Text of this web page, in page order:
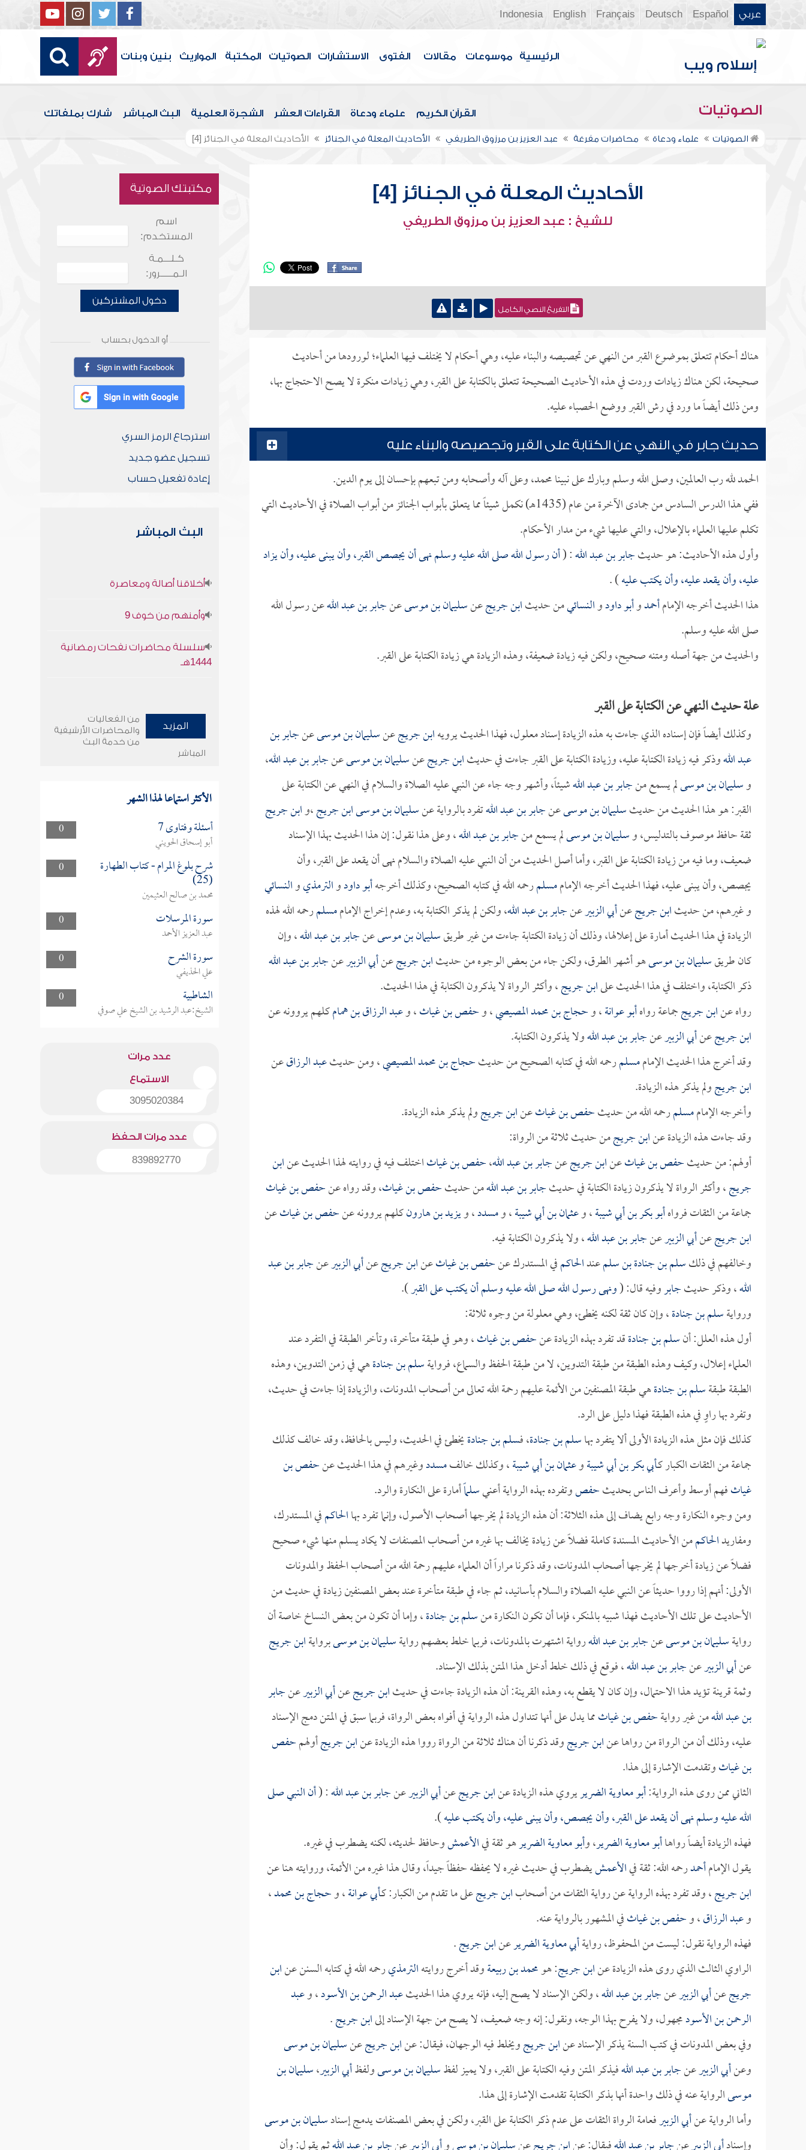
عربي Español
Deutsch
Français
English
Indonesia
الرئيسية موسوعات مقالات الفتوى الاستشارات الصوتيات المكتبة المواريث بنين وبنات
الصوتيات القرآن الكريم علماء ودعاة القراءات العشر الشجرة العلمية البث المباشر شارك بملفاتك
الصوتيات علماء ودعاة محاضرات مفرغة عبد العزيز بن مرزوق الطريفي الأحاديث المعلة في الجنائز الأحاديث المعلة في الجنائز [4]
الأحاديث المعلة في الجنائز [4]
للشيخ : عبد العزيز بن مرزوق الطريفي
التفريغ النصي الكامل
هناك أحكام تتعلق بموضوع القبر من النهي عن تجصيصه والبناء عليه، وهي أحكام لا يختلف فيها العلماء؛ لورودها من أحاديث
صحيحة، لكن هناك زيادات وردت في هذه الأحاديث الصحيحة تتعلق بالكتابة على القبر، وهي زيادات منكرة لا يصح الاحتجاج بها،
ومن ذلك أيضاً ما ورد في رش القبر ووضع الحصباء عليه.
حديث جابر في النهي عن الكتابة على القبر وتجصيصه والبناء عليه
الحمد لله رب العالمين، وصلى الله وسلم وبارك على نبينا محمد، وعلى آله وأصحابه ومن تبعهم بإحسان إلى يوم الدين.
ففي هذا الدرس السادس من جمادى الآخرة من عام (1435هـ) نكمل شيئاً مما يتعلق بأبواب الجنائز من أبواب الصلاة في الأحاديث التي
تكلم عليها العلماء بالإعلال، والتي عليها شيء من مدار الأحكام.
وأول هذه الأحاديث: هو حديثجابر بن عبد الله: (أن رسول الله صلى الله عليه وسلم نهى أن يجصص القبر، وأن يبنى عليه، وأن يزاد
عليه، وأن يقعد عليه، وأن يكتب عليه) .
هذا الحديث أخرجه الإمامأحمدوأبو داودوالنسائيمن حديثابن جريجعنسليمان بن موسىعنجابر بن عبد اللهعن رسول الله
صلى الله عليه وسلم.
والحديث من جهة أصله ومتنه صحيح، ولكن فيه زيادة ضعيفة، وهذه الزيادة هي زيادة الكتابة على القبر.
علة حديث النهي عن الكتابة على القبر
وكذلك أيضاً فإن إسناده الذي جاءت به هذه الزيادة إسناد معلول، فهذا الحديث يرويهابن جريجعنسليمان بن موسىعنجابر بن
عبد اللهوذكر فيه زيادة الكتابة عليه، وزيادة الكتابة على القبر جاءت في حديثابن جريجعنسليمان بن موسىعنجابر بن عبد الله،
وسليمان بن موسىلم يسمع منجابر بن عبد اللهشيئاً، وأشهر وجه جاء عن النبي عليه الصلاة والسلام في النهي عن الكتابة على
القبر: هو هذا الحديث من حديثسليمان بن موسىعنجابر بن عبد اللهتفرد بالرواية عنسليمان بن موسىابن جريج،وابن جريج
ثقة حافظ موصوف بالتدليس، وسليمان بن موسىلم يسمع منجابر بن عبد الله، وعلى هذا نقول: إن هذا الحديث بهذا الإسناد
ضعيف، وما فيه من زيادة الكتابة على القبر، وأما أصل الحديث من أن النبي عليه الصلاة والسلام نهى أن يقعد على القبر، وأن
يجصص، وأن يبنى عليه، فهذا الحديث أخرجه الإماممسلمرحمه الله في كتابه الصحيح، وكذلك أخرجهأبو داودوالترمذيوالنسائي
و غيرهم، من حديثابن جريجعنأبي الزبيرعنجابر بن عبد الله، ولكن لم يذكر الكتابة به، وعدم إخراج الإماممسلمرحمه الله لهذه
الزيادة في هذا الحديث أمارة على إعلالها، وذلك أن زيادة الكتابة جاءت من غير طريقسليمان بن موسىعنجابر بن عبد الله، وإن
كان طريقسليمان بن موسىهو أشهر الطرق، ولكن جاء من بعض الوجوه من حديثابن جريجعنأبي الزبيرعنجابر بن عبد الله
ذكر الكتابة، واختلف في هذا الحديث علىابن جريج، وأكثر الرواة لا يذكرون الكتابة في هذا الحديث.
رواه عنابن جريججماعة رواهأبو عوانة، وحجاج بن محمد المصيصي، وحفص بن غياث، وعبد الرزاق بن همامكلهم يروونه عن
ابن جريجعنأبي الزبيرعنجابر بن عبد اللهولا يذكرون الكتابة.
وقد أخرج هذا الحديث الإماممسلمرحمه الله في كتابه الصحيح من حديثحجاج بن محمد المصيصي، ومن حديثعبد الرزاقعن
ابن جريجولم يذكر هذه الزيادة.
وأخرجه الإماممسلمرحمه الله من حديثحفص بن غياثعنابن جريجولم يذكر هذه الزيادة.
وقد جاءت هذه الزيادة عنابن جريجمن حديث ثلاثة من الرواة:
أولهم: من حديثحفص بن غياثعنابن جريجعنجابر بن عبد الله،حفص بن غياثاختلف فيه في روايته لهذا الحديث عنابن
جريج، وأكثر الرواة لا يذكرون زيادة الكتابة في حديثجابر بن عبد اللهمن حديثحفص بن غياث، وقد رواه عنحفص بن غياث
جماعة من الثقات فرواهأبو بكر بن أبي شيبة، وعثمان بن أبي شيبة، ومسدد، ويزيد بن هارونكلهم يروونه عنحفص بن غياثعن
ابن جريجعنأبي الزبيرعنجابر بن عبد الله، ولا يذكرون الكتابة فيه.
وخالفهم في ذلكسلم بن جنادة بن سلمعندالحاكمفي المستدرك عنحفص بن غياثعنابن جريجعنأبي الزبيرعنجابر بن عبد
الله، وذكر حديثجابروفيه قال: (ونهى رسول الله صلى الله عليه وسلم أن يكتب على القبر).
وروايةسلم بن جنادة، وإن كان ثقة لكنه يخطئ، وهي معلولة من وجوه ثلاثة:
أول هذه العلل: أنسلم بن جنادةقد تفرد بهذه الزيادة عنحفص بن غياث، وهو في طبقة متأخرة، وتأخر الطبقة في التفرد عند
العلماء إعلال، وكيف وهذه الطبقة من طبقة التدوين، لا من طبقة الحفظ والسماع، فروايةسلم بن جنادةهي في زمن التدوين، وهذه
الطبقة طبقةسلم بن جنادةهي طبقة المصنفين من الأئمة عليهم رحمة الله تعالى من أصحاب المدونات، والزيادة إذا جاءت في حديث،
وتفرد بها راوٍ في هذه الطبقة فهذا دليل على الرد.
كذلك فإن مثل هذه الزيادة الأولى ألا يتفرد بهاسلم بن جنادة، فـسلم بن جنادةيخطئ في الحديث، وليس بالحافظ، وقد خالف كذلك
جماعة من الثقات الكبار كـأبي بكر بن أبي شيبةوعثمان بن أبي شيبة، وكذلك خالفمسددوغيرهم في هذا الحديث عنحفص بن
غياثفهم أوسط وأعرف الناس بحديثحفصوتفرده بهذه الرواية أعنيسلماًأمارة على النكارة والرد.
ومن وجوه النكارة وجه رابع يضاف إلى هذه الثلاثة: أن هذه الزيادة لم يخرجها أصحاب الأصول، وإنما تفرد بهاالحاكمفي المستدرك،
ومفاريدالحاكممن الأحاديث المسندة كاملة فضلاً عن زيادة يخالف بها غيره من أصحاب المصنفات لا يكاد يسلم منها شيء صحيح
فضلاً عن زيادة أخرجها لم يخرجها أصحاب المدونات، وقد ذكرنا مراراً أن العلماء عليهم رحمة الله من أصحاب الحفظ والمدونات
الأولى: أنهم إذا رووا حديثاً عن النبي عليه الصلاة والسلام بأسانيد، ثم جاء في طبقة متأخرة عند بعض المصنفين زيادة في حديث من
الأحاديث على تلك الأحاديث فهذا شبيه بالمنكر، فإما أن تكون النكارة منسلم بن جنادة، وإما أن تكون من بعض النساخ خاصة أن
روايةسليمان بن موسىعنجابر بن عبد اللهرواية اشتهرت بالمدونات، فربما خلط بعضهم روايةسليمان بن موسىبروايةابن جريج
عنأبي الزبيرعنجابر بن عبد الله، فوقع في ذلك خلط أدخل هذا المتن بذلك الإسناد.
وثمة قرينة تؤيد هذا الاحتمال، وإن كان لا يقطع به، وهذه القرينة: أن هذه الزيادة جاءت في حديثابن جريجعنأبي الزبيرعنجابر
بن عبد اللهمن غير روايةحفص بن غياثمما يدل على أنها تتداول هذه الرواية في أفواه بعض الرواة، فربما سبق في المتن دمج الإسناد
عليه، وذلك أن من الرواة من رواها عنابن جريجوقد ذكرنا أن هناك ثلاثة من الرواة رووا هذه الزيادة عنابن جريجأولهمحفص
بن غياثوتقدمت الإشارة إلى هذا.
الثاني ممن روى هذه الرواية:أبو معاوية الضريريروي هذه الزيادة عنابن جريجعنأبي الزبيرعنجابر بن عبد الله: (أن النبي صلى
الله عليه وسلم نهى أن يقعد على القبر، وأن يجصص، وأن يبنى عليه، وأن يكتب عليه).
فهذه الزيادة أيضاً رواهاأبو معاوية الضرير، وأبو معاوية الضريرهو ثقة فيالأعمشوحافظ لحديثه، لكنه يضطرب في غيره.
يقول الإمامأحمدرحمه الله: ثقة فيالأعمشيضطرب في حديث غيره لا يحفظه حفظاً جيداً، وقال هذا غيره من الأئمة، وروايته هنا عن
ابن جريج، وقد تفرد بهذه الرواية عن رواية الثقات من أصحابابن جريجعلى ما تقدم من الكبار: كـأبي عوانة، وحجاج بن محمد،
وعبد الرزاق، وحفص بن غياثفي المشهور بالرواية عنه.
فهذه الرواية نقول: ليست من المحفوظ، روايةأبي معاوية الضريرعنابن جريج.
الراوي الثالث الذي روى هذه الزيادة عنابن جريج: هومحمد بن ربيعةوقد أخرج روايتهالترمذيرحمه الله في كتابه السنن عنابن
جريجعنأبي الزبيرعنجابر بن عبد الله، ولكن الإسناد لا يصح إليه، فإنه يروي هذا الحديثعبد الرحمن بن الأسود، وعبد
الرحمن بن الأسودمجهول، ولا يفرح بهذا الوجه، ونقول: إنه وجه ضعيف، لا يصح من جهة الإسناد إلىابن جريج.
وفي بعض المدونات في كتب السنة يذكر الإسناد عنابن جريجويخلط فيه الوجهان، فيقال: عنابن جريجعنسليمان بن موسى
وعنأبي الزبيرعنجابر بن عبد اللهفيذكر المتن وفيه الكتابة على القبر، ولا يميز لفظسليمان بن موسىولفظأبي الزبير،سليمان بن
موسىالرواية عنه في ذلك واحدة أنها بذكر الكتابة تقدمت الإشارة إلى هذا.
وأما الرواية عنأبي الزبيرفعامة الرواة الثقات على عدم ذكر الكتابة على القبر، ولكن في بعض المصنفات يدمج إسنادسليمان بن موسى
مكتبتك الصوتية
اسم
المستخدم:
كـلـــمـة
الـمـــــرور:
دخول المشتركين
أو الدخول بحساب
استرجاع الرمز السري
تسجيل عضو جديد
إعادة تفعيل حساب
البث المباشر
أخلاقنا أصالة ومعاصرة
وأمنهم من خوف 9
سلسلة محاضرات نفحات رمضانية
1444هـ
المزيد
من الفعاليات
والمحاضرات الأرشيفية
من خدمة البث
المباشر
الأكثر استماعا لهذا الشهر
0 أسئلة وفتاوى 7
أبو إسحاق الحويني
0
شرح بلوغ المرام - كتاب الطهارة
(25)
محمد بن صالح العثيمين
0
سورة المرسلات
عبد العزيز الأحمد
0
سورة الشرح
علي الحذيفي
0
الشاطبية
الشيخ:عبد الرشيد بن الشيخ علي صوفي
عدد مرات
الاستماع
3095020384
عدد مرات الحفظ
839892770